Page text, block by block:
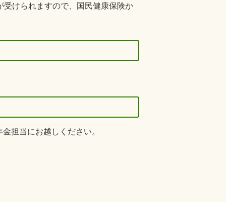
けられますので、国民健康保険か
担当にお越しください。